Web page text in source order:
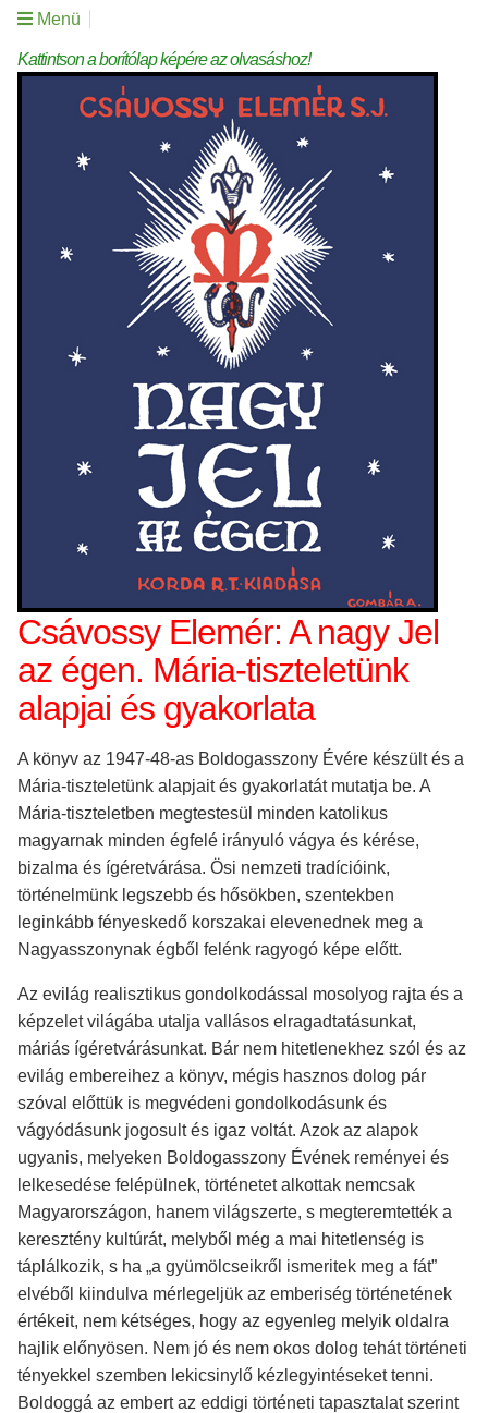
Menü
Kattintson a borítólap képére az olvasáshoz!
Csávossy Elemér: A nagy Jel
az égen. Mária-tiszteletünk
alapjai és gyakorlata
A könyv az 1947-48-as Boldogasszony Évére készült és a
Mária-tiszteletünk alapjait és gyakorlatát mutatja be. A
Mária-tiszteletben megtestesül minden katolikus
magyarnak minden égfelé irányuló vágya és kérése,
bizalma és ígéretvárása. Ösi nemzeti tradícióink,
történelmünk legszebb és hősökben, szentekben
leginkább fényeskedő korszakai elevenednek meg a
Nagyasszonynak égből felénk ragyogó képe előtt.
Az evilág realisztikus gondolkodással mosolyog rajta és a
képzelet világába utalja vallásos elragadtatásunkat,
máriás ígéretvárásunkat. Bár nem hitetlenekhez szól és az
evilág embereihez a könyv, mégis hasznos dolog pár
szóval előttük is megvédeni gondolkodásunk és
vágyódásunk jogosult és igaz voltát. Azok az alapok
ugyanis, melyeken Boldogasszony Évének reményei és
lelkesedése felépülnek, történetet alkottak nemcsak
Magyarországon, hanem világszerte, s megteremtették a
keresztény kultúrát, melyből még a mai hitetlenség is
táplálkozik, s ha „a gyümölcseikről ismeritek meg a fát”
elvéből kiindulva mérlegeljük az emberiség történetének
értékeit, nem kétséges, hogy az egyenleg melyik oldalra
hajlik előnyösen. Nem jó és nem okos dolog tehát történeti
tényekkel szemben lekicsinylő kézlegyintéseket tenni.
Boldoggá az embert az eddigi történeti tapasztalat szerint